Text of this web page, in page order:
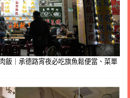
飯｜承德路宵夜必吃旗魚鬆便當、菜單